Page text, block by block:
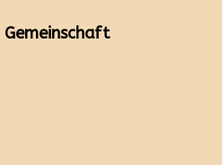
Gemeinschaft